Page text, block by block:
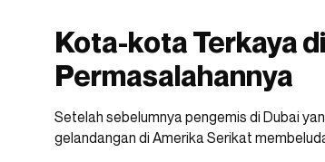
Kota-kota Terkaya
Permasalahannya
Setelah sebelumnya pengemis di Dubai
gelandangan di Amerika Serikat